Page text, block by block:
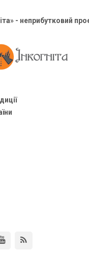
- неприбутковий